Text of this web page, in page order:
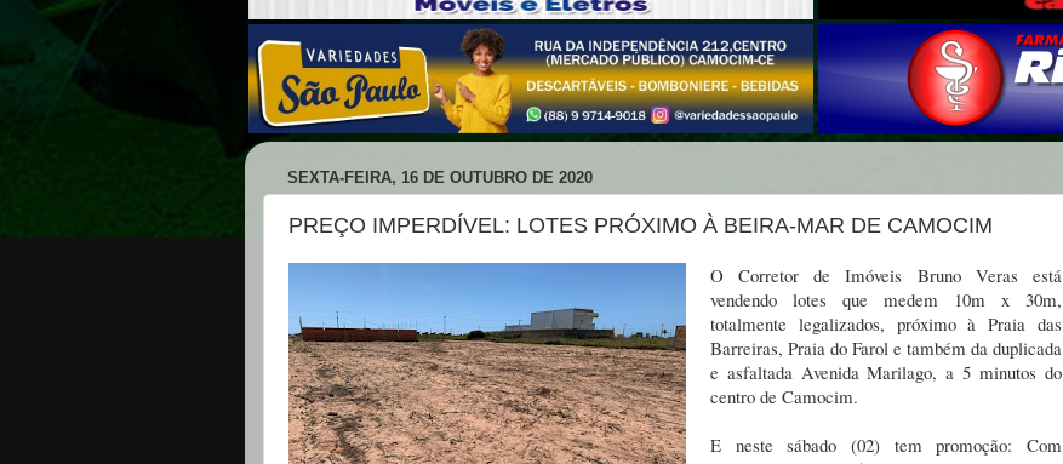
SEXTA-FEIRA, 16 DE OUTUBRO DE 2020
PREÇO IMPERDÍVEL: LOTES PRÓXIMO À BEIRA-MAR DE CAMOCIM
O Corretor de Imóveis Bruno Veras está
vendendo lotes que medem 10m x 30m,
totalmente legalizados, próximo à Praia das
Barreiras, Praia do Farol e também da duplicada
e asfaltada Avenida Marilago, a 5 minutos do
centro de Camocim.
E neste sábado (02) tem promoção: Com